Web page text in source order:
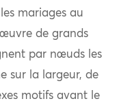
mariages au
de grands
par nœuds les
sur la largeur, de
motifs avant le